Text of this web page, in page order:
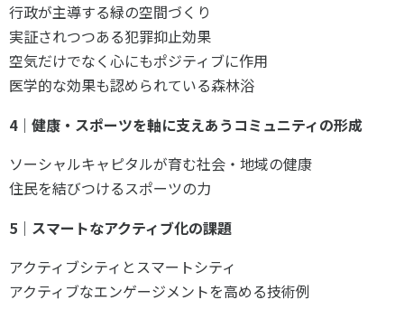
行政が主導する緑の空間づくり
実証されつつある犯罪抑止効果
空気だけでなく心にもポジティブに作用
医学的な効果も認められている森林浴
4｜健康・スポーツを軸に支えあうコミュニティの形成
ソーシャルキャピタルが育む社会・地域の健康
住民を結びつけるスポーツの力
5｜スマートなアクティブ化の課題
アクティブシティとスマートシティ
アクティブなエンゲージメントを高める技術例